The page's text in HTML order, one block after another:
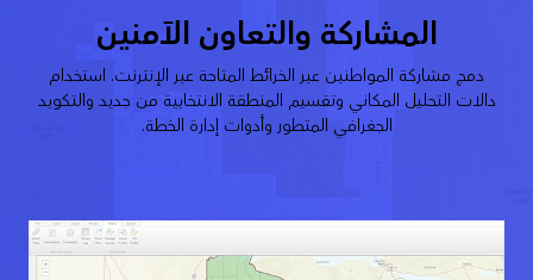
المشاركة والتعاون الآمنين
دمج مشاركة المواطنين عبر الخرائط المتاحة عبر الإنترنت. استخدام
دالات التحليل المكاني وتقسيم المنطقة الانتخابية من جديد والتكويد
الجغرافي المتطور وأدوات إدارة الخطة.